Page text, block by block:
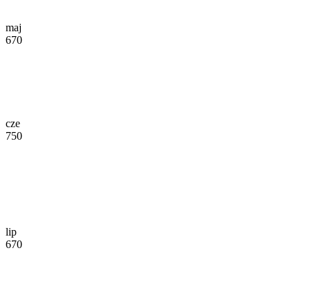
maj
670
cze
750
lip
670